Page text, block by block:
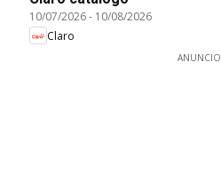
10/07/2026- 10/08/2026
Claro
ANUNCIO